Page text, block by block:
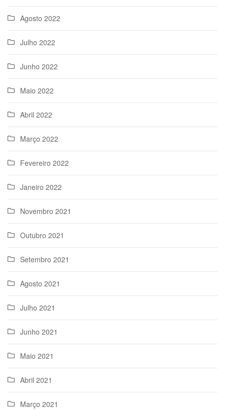
Agosto 2022
Julho 2022
Junho 2022
Maio 2022
Abril 2022
Março 2022
Fevereiro 2022
Janeiro 2022
Novembro 2021
Outubro 2021
Setembro 2021
Agosto 2021
Julho 2021
Junho 2021
Maio 2021
Abril 2021
Março 2021